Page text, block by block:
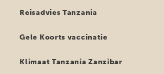
Reisadvies Tanzania
Gele Koorts vaccinatie
Klimaat Tanzania Zanzibar